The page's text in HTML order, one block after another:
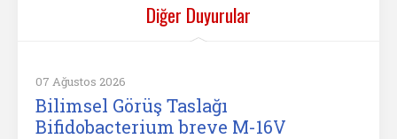
Diğer Duyurular
07 Ağustos 2026
Bilimsel Görüş Taslağı
Bifidobacterium breve M-16V